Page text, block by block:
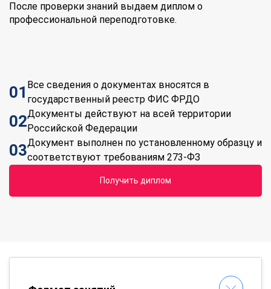
После проверки знаний выдаем диплом о
профессиональной переподготовке.
01 Все сведения о документах вносятся в
государственный реестр ФИС ФРДО
02Документы действуют на всей территории
Российской Федерации
03Документ выполнен по установленному образцу и
соответствуют требованиям 273-ФЗ
Получить диплом